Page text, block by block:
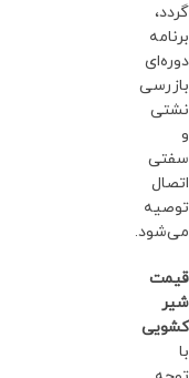
گردد،
برنامه
دوره‌ای
بازرسی
نشتی
و
سفتی
اتصال
توصیه
می‌شود.
قیمت
شیر
کشویی
با